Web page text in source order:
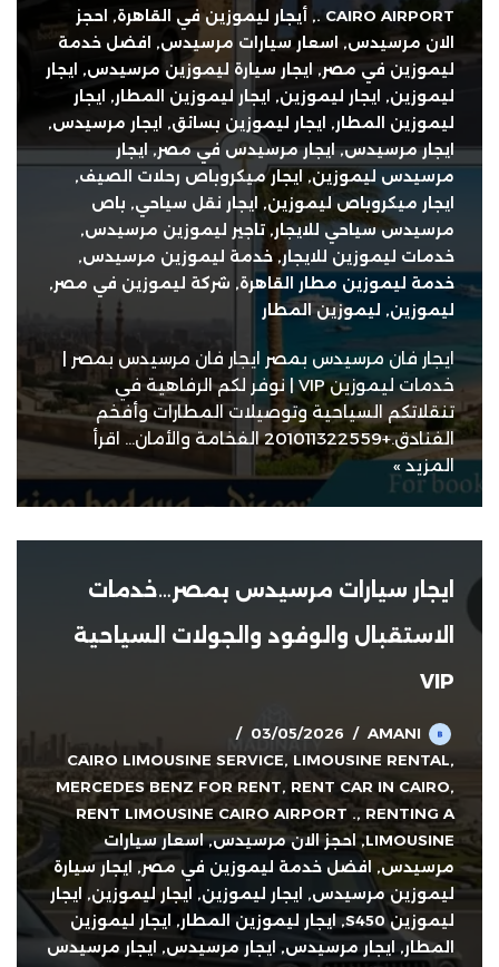
CAIRO AIRPORT .
, أيجار ليموزين في القاهرة, احجز
الان مرسيدس, اسعار سيارات مرسيدس,
افضل خدمة
ليموزين في مصر, ايجار سيارة ليموزين مرسيدس,
ايجار
ليموزين, ايجار ليموزين, ايجار ليموزين المطار,
ايجار
ليموزين المطار, ايجار ليموزين بسائق, ايجار مرسيدس,
ايجار مرسيدس,ايجار مرسيدس في مصر,ايجار
مرسيدس ليموزين, ايجار ميكروباص رحلات الصيف,
ايجار ميكروباص ليموزين, ايجار نقل سياحي, باص
مرسيدس سياحي للايجار,تاجير ليموزين مرسيدس,
خدمات ليموزين للايجار, خدمة ليموزين مرسيدس,
خدمة ليموزين مطار القاهرة, شركة ليموزين في مصر,
ليموزين, ليموزين المطار
ايجار فان مرسيدس بمصر ايجار فان مرسيدس بمصر |
خدمات ليموزين VIP | نوفر لكم الرفاهية في
تنقلاتكم السياحية وتوصيلات المطارات وأفخم
الفنادق.+201011322559 الفخامة والأمان…
اقرأ
المزيد »
ايجار سيارات مرسيدس بمصر…خدمات
الاستقبال والوفود والجولات السياحية
VIP
AMANI
03/05/2026
CAIRO LIMOUSINE SERVICE, LIMOUSINE RENTAL,
MERCEDES BENZ FOR RENT, RENT CAR IN CAIRO,
RENT LIMOUSINE CAIRO AIRPORT ., RENTING A
LIMOUSINE
,احجز الان مرسيدس,اسعار سيارات
مرسيدس, افضل خدمة ليموزين في مصر,
ايجار سيارة
ليموزين مرسيدس, ايجار ليموزين, ايجار ليموزين,
ايجار
ليموزين S450
,ايجار ليموزين المطار,
ايجار ليموزين
المطار, ايجار مرسيدس, ايجار مرسيدس,
ايجار مرسيدس